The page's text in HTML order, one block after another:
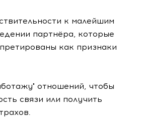
к малейшим
партнёра, которые
как признаки
отношений, чтобы
связи или получить